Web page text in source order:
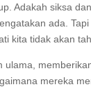
Adakah siksa
ada. Tapi
kita tidak akan
ulama,
mereka